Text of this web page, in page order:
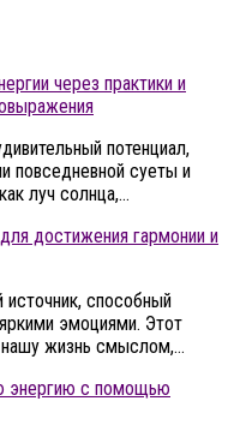
через практики и
потенциал,
повседневной суеты и
луч солнца,…
достижения гармонии и
способный
эмоциями. Этот
нашу жизнь смыслом,…
энергию с помощью